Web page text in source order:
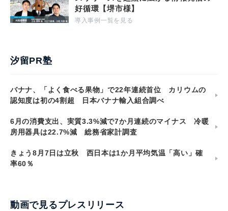
好循環【堺市様】
導入事例一覧を見る
汐留PR塾
バナナ、「よく食べる果物」で22年連続首位 カリウムの
認知度は初の4割超 日本バナナ輸入組合調べ
6月の消費支出、実質3.3%減で7か月連続のマイナス 冷暖
房用器具は22.7%減 総務省家計調査
きょう8月7日は立秋 西日本は1か月平均気温「高い」確
率60％
動画で見るプレスリリース